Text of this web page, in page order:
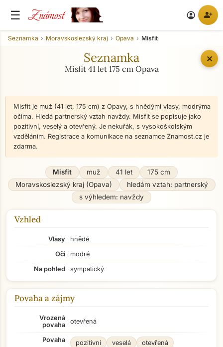
☰ Známost account_circle person_add
✕
Seznamka Moravskoslezský kraj Opava Misfit
Seznamka
Misfit 41 let 175 cm Opava
Misfit je muž (41 let, 175 cm) z Opavy, s hnědými vlasy, modrýma
očima. Hledá partnerský vztah navždy. Misfit se popisuje jako
pozitivní, veselý a otevřený. Je nekuřák, s vysokoškolským
vzděláním. Registrace a komunikace na seznamce Znamost.cz je
zdarma.
Misfit muž 41 let
175 cm
Moravskoslezský kraj (Opava)
hledám vztah: partnerský
s výhledem: navždy
Vzhled
Vlasy
hnědé
Oči
modré
Na pohled
sympatický
Povaha a zájmy
Vrozená
povaha
otevřená
Povaha pozitivní veselá otevřená